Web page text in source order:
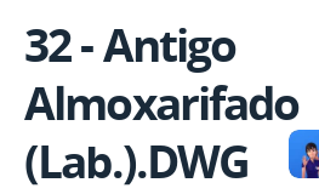
32 - Antigo
Almoxarifado
(Lab.).DWG